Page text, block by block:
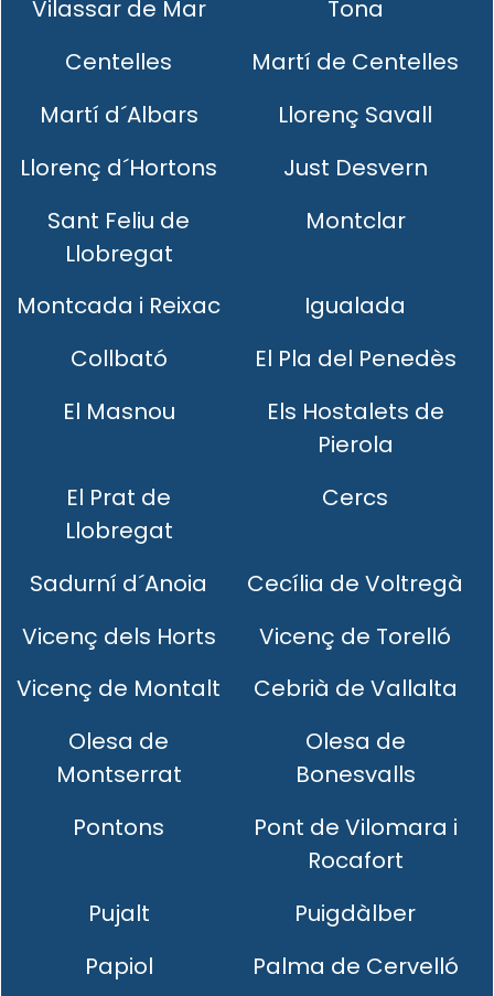
Vilassar de Mar
Tona
Centelles
Martí de Centelles
Martí d´Albars
Llorenç Savall
Llorenç d´Hortons
Just Desvern
Sant Feliu de
Llobregat
Montclar
Montcada i Reixac
Igualada
Collbató
El Pla del Penedès
El Masnou
Els Hostalets de
Pierola
El Prat de
Llobregat
Cercs
Sadurní d´Anoia
Cecília de Voltregà
Vicenç dels Horts
Vicenç de Torelló
Vicenç de Montalt
Cebrià de Vallalta
Olesa de
Montserrat
Olesa de
Bonesvalls
Pontons
Pont de Vilomara i
Rocafort
Pujalt
Puigdàlber
Papiol
Palma de Cervelló